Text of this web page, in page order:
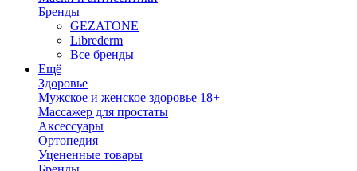
Бренды
GEZATONE
Librederm
Все бренды
Ещё
Здоровье
Мужское и женское здоровье 18+
Массажер для простаты
Аксессуары
Ортопедия
Уцененные товары